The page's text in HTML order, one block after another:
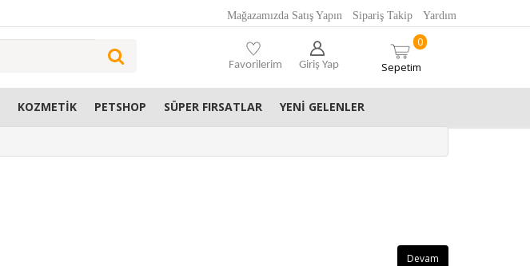
Mağazamızda Satış Yapın Sipariş Takip Yardım
0
Sepetim
Favorilerim Giriş Yap
KOZMETIK PETSHOP SÜPER FIRSATLAR YENI GELENLER
Devam